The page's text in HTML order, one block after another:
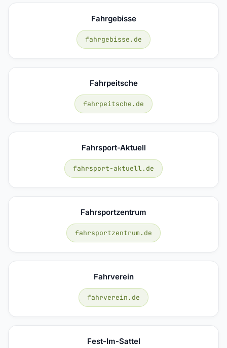
Fahrgebisse
fahrgebisse.de
Fahrpeitsche
fahrpeitsche.de
Fahrsport-Aktuell
fahrsport-aktuell.de
Fahrsportzentrum
fahrsportzentrum.de
Fahrverein
fahrverein.de
Fest-Im-Sattel